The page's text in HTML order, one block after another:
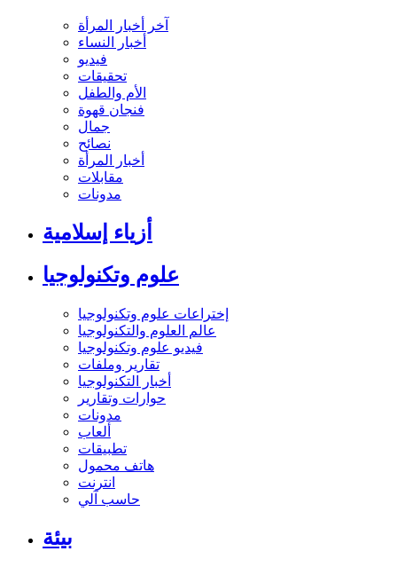
آخر أخبار المرأة
أخبار النساء
فيديو
تحقيقات
الأم والطفل
فنجان قهوة
جمال
نصائح
أخبار المرأة
مقابلات
مدونات
أزياء إسلامية
علوم وتكنولوجيا
إختراعات علوم وتكنولوجيا
عالم العلوم والتكنولوجيا
فيديو علوم وتكنولوجيا
تقارير وملفات
أخبار التكنولوجيا
حوارات وتقارير
مدونات
ألعاب
تطبيقات
هاتف محمول
انترنت
حاسب آلي
بيئة